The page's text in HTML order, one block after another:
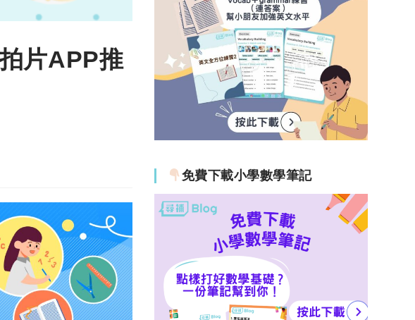
片APP推
免費下載小學數學筆記